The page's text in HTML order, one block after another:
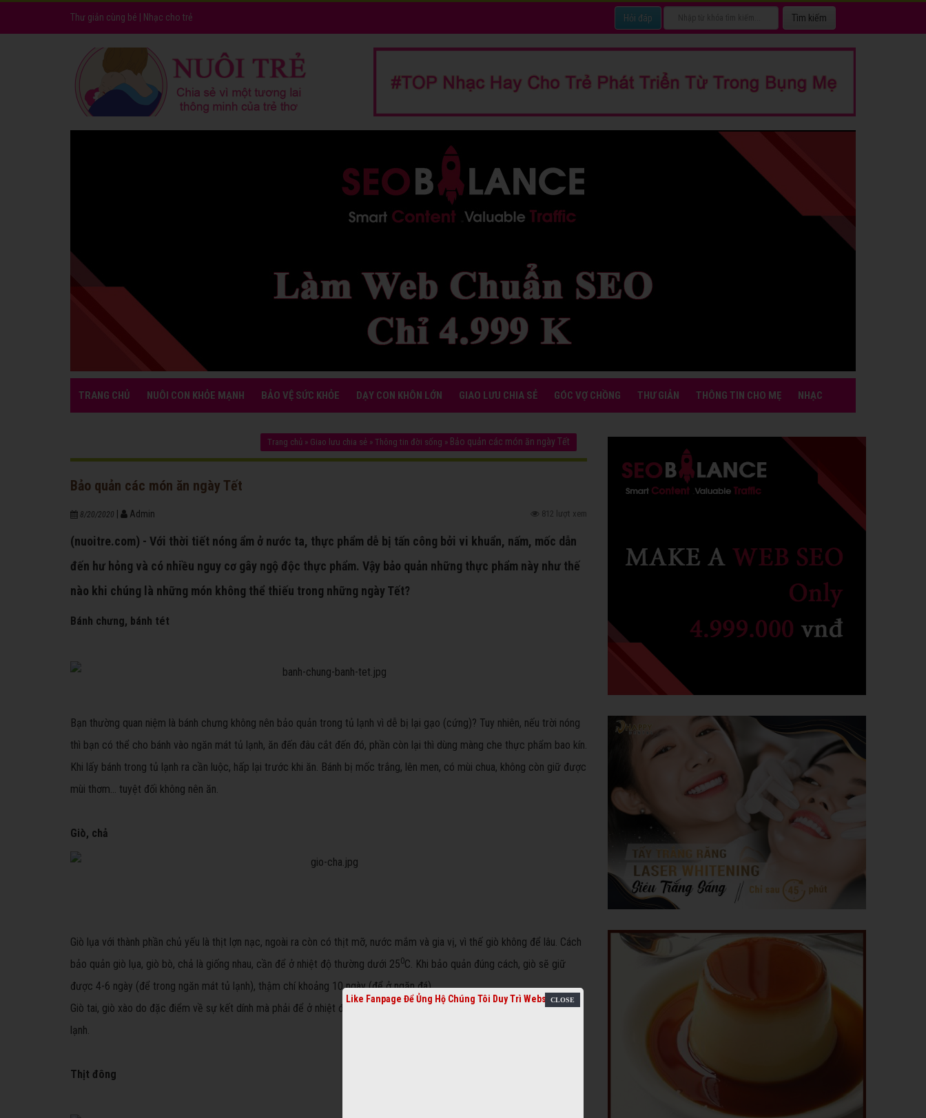
Thư giản cùng bé Nhạc cho trẻ Hỏi đáp
TRANG CHỦ NUÔI CON KHỎE MẠNH BẢO VỆ SỨC KHỎE DẠY CON KHÔN LỚN GIAO LƯU CHIA SẺ GÓC VỢ CHỒNG THƯ GIẢN THÔNG TIN CHO MẸ NHẠC
Trang chủ » Giao lưu chia sẻ » Thông tin đời sống » Bảo quản các món ăn ngày Tết
Bảo quản các món ăn ngày Tết
8/20/2020 Admin 812 lượt xem
(nuoitre.com) - Với thời tiết nóng ẩm ở nước ta, thực phẩm dễ bị tấn công bởi vi khuẩn, nấm, mốc dẫn
đến hư hỏng và có nhiều nguy cơ gây ngộ độc thực phẩm. Vậy bảo quản những thực phẩm này như thế
nào khi chúng là những món không thể thiếu trong những ngày Tết?
Bánh chưng, bánh tét
Bạn thường quan niệm là bánh chưng không nên bảo quản trong tủ lạnh vì dễ bị lại gạo (cứng)? Tuy nhiên, nếu trời nóng
thì bạn có thể cho bánh vào ngăn mát tủ lạnh, ăn đến đâu cắt đến đó, phần còn lại thì dùng màng che thực phẩm bao kín.
Khi lấy bánh trong tủ lạnh ra cần luộc, hấp lại trước khi ăn. Bánh bị mốc trắng, lên men, có mùi chua, không còn giữ được
mùi thơm… tuyệt đối không nên ăn.
Giò, chả
Giò lụa với thành phần chủ yếu là thịt lợn nạc, ngoài ra còn có thịt mỡ, nước mắm và gia vị, vì thế giò không để lâu. Cách
bảo quản giò lụa, giò bò, chả là giống nhau, cần để ở nhiệt độ thường dưới 250C. Khi bảo quản đúng cách, giò sẽ giữ
được 4-6 ngày (để trong ngăn mát tủ lạnh), thậm chí khoảng 10 ngày (để ở ngăn đá).
Giò tai, giò xào do đặc điểm về sự kết dính mà phải để ở nhiệt độ mát, lạnh, vì vậy, để bảo quản, nên để vào ngăn mát tủ
lạnh.
Thịt đông
Like Fanpage Để Ủng Hộ Chúng Tôi Duy Trì Website